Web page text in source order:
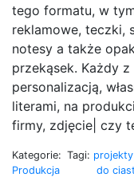
tego formatu, w
reklamowe, teczki,
notesy a także
przekąsek. Każdy
personalizacją,
literami, na
firmy, zdjęcie| czy
Kategorie:
Produkcja
Tagi:
do ciast